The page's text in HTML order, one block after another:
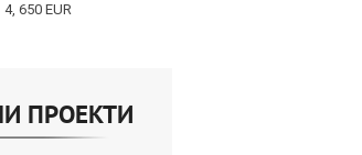
4, 650 EUR
ПРОЕКТИ